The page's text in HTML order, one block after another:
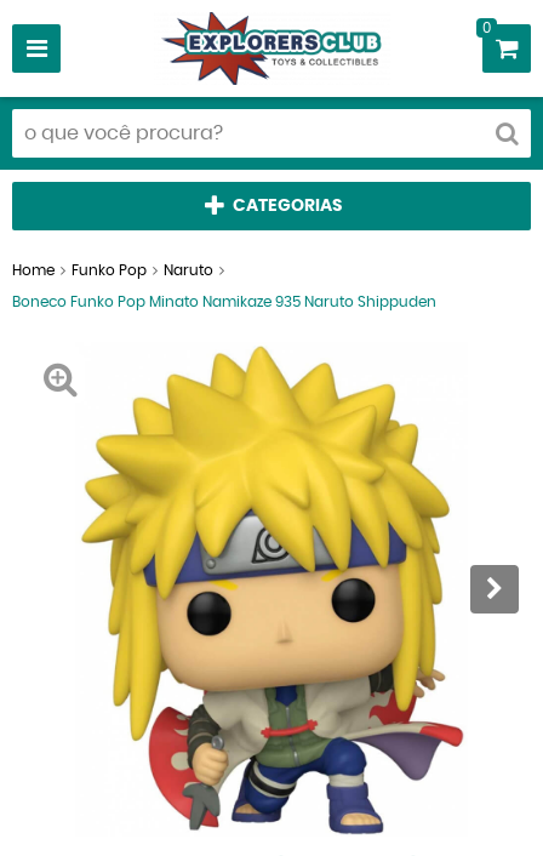
0
CATEGORIAS
Home Funko Pop Naruto
Boneco Funko Pop Minato Namikaze 935 Naruto Shippuden